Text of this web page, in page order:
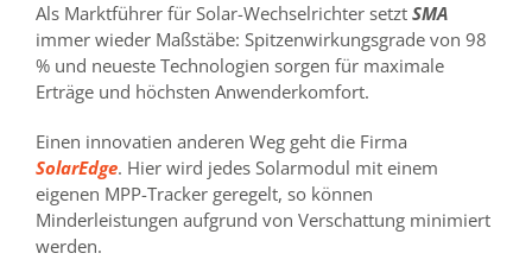
Als Marktführer für Solar-Wechselrichter setzt SMA
immer wieder Maßstäbe: Spitzenwirkungsgrade von 98
% und neueste Technologien sorgen für maximale
Erträge und höchsten Anwenderkomfort.
Einen innovatien anderen Weg geht die Firma
SolarEdge. Hier wird jedes Solarmodul mit einem
eigenen MPP-Tracker geregelt, so können
Minderleistungen aufgrund von Verschattung minimiert
werden.